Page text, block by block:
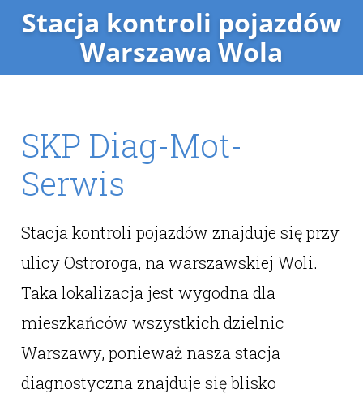
Stacja kontroli pojazdów
Warszawa Wola
SKP Diag-Mot-
Serwis
Stacja kontroli pojazdów znajduje się przy
ulicy Ostroroga, na warszawskiej Woli.
Taka lokalizacja jest wygodna dla
mieszkańców wszystkich dzielnic
Warszawy, ponieważ nasza stacja
diagnostyczna znajduje się blisko